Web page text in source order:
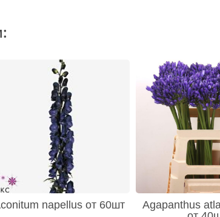
napellus от 60шт
Agapanthus